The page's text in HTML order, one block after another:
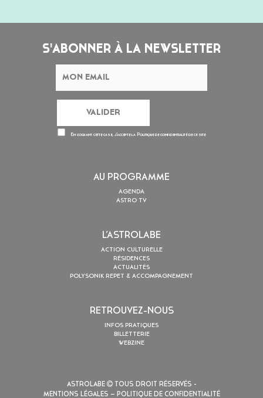
S'ABONNER À LA NEWSLETTER
En cochant cette case, j’accepte la Politique de confidentialitéde ce site
AU PROGRAMME
AGENDA
ASTRO TV
L’ASTROLABE
ACTION CULTURELLE
RÉSIDENCES
ACTUALITÉS
POLYSONIK REPET & ACCOMPAGNEMENT
RETROUVEZ-NOUS
INFOS PRATIQUES
BILLETTERIE
WEBZINE
ASTROLABE
TOUS DROIT RÉSERVÉS -
MENTIONS LÉGALES – POLITIQUE DE CONFIDENTIALITÉ